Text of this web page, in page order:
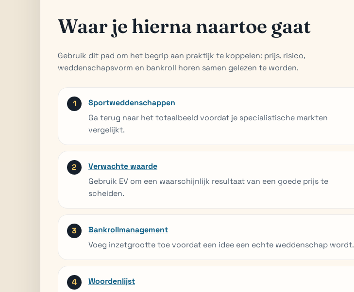
Waar je hierna naartoe gaat
Gebruik dit pad om het begrip aan praktijk te koppelen: prijs, risico,
weddenschapsvorm en bankroll horen samen gelezen te worden.
Sportweddenschappen
Ga terug naar het totaalbeeld voordat je specialistische markten
vergelijkt.
Verwachte waarde
Gebruik EV om een waarschijnlijk resultaat van een goede prijs te
scheiden.
Bankrollmanagement
Voeg inzetgrootte toe voordat een idee een echte weddenschap wordt.
Woordenlijst